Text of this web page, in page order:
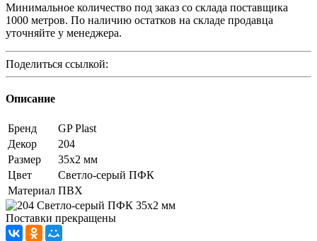
Минимальное количество под заказ со склада поставщика
1000 метров. По наличию остатков на складе продавца
уточняйте у менеджера.
Поделиться ссылкой:
Описание
Бренд
GP Plast
Декор
204
Размер
35x2 мм
Цвет
Светло-серый ПФК
Материал ПВХ
Поставки прекращены